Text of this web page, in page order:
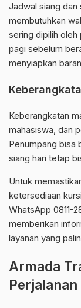
Jadwal siang
membutuhkan
sering dipilih oleh
pagi sebelum
menyiapkan
Keberangkatan
mahasiswa, dan
Penumpang bisa
siang hari tetap
Untuk
ketersediaan
WhatsApp 0811-
memberikan
layanan yang
Armada